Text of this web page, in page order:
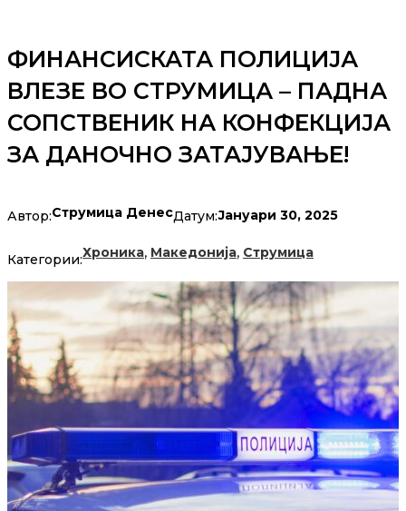
ФИНАНСИСКАТА ПОЛИЦИЈА
ВЛЕЗЕ ВО СТРУМИЦА – ПАДНА
СОПСТВЕНИК НА КОНФЕКЦИЈА
ЗА ДАНОЧНО ЗАТАЈУВАЊЕ!
Автор:Струмица ДенесДатум:Јануари 30, 2025
Категории:Хроника, Македонија, Струмица